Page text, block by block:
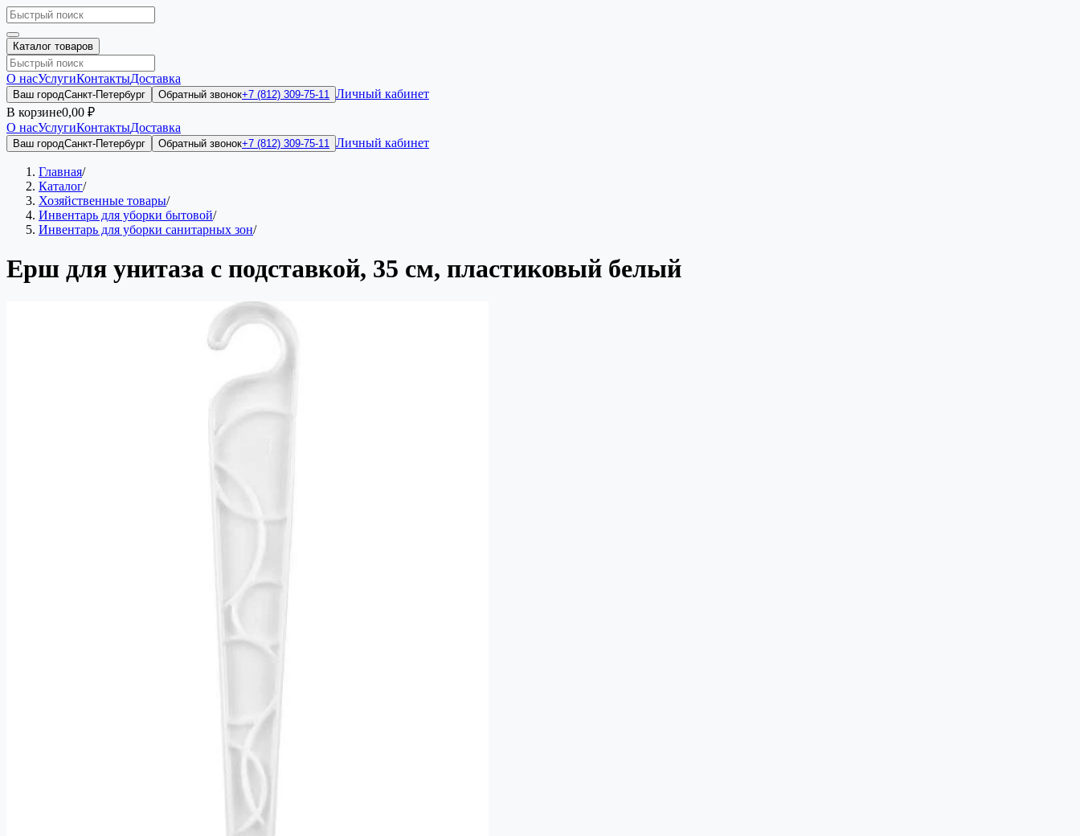
Каталог товаров
О насУслугиКонтактыДоставка
Ваш городСанкт-Петербург Обратный звонок+7 (812) 309-75-11 Личный кабинет
В корзине0,00 ₽
О насУслугиКонтактыДоставка
Ваш городСанкт-Петербург Обратный звонок+7 (812) 309-75-11 Личный кабинет
Главная/
Каталог/
Хозяйственные товары/
Инвентарь для уборки бытовой/
Инвентарь для уборки санитарных зон/
Ерш для унитаза с подставкой, 35 см, пластиковый белый